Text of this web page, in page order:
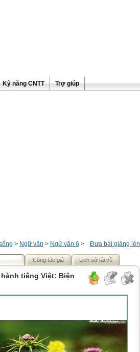
Kỹ năng CNTT Trợ giúp
Đưa bài giảng lên
> Ngữ văn > Ngữ văn 6 >
Cùng tác giả Lịch sử tải về
tiếng Việt: Biện